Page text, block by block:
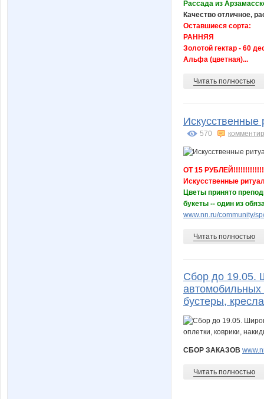
Рассада из
Качество отличное,
Оставшиеся сорта:
РАННЯЯ
Золотой гектар - 60
Альфа (цветная)...
Читать полностью
570
ОТ 15 РУБЛЕЙ!!!!!!!!!!!!!
Искусственные
Цветы принято
букеты -- один из
www.nn.ru/community/
Читать полностью
Сбор до 19.05.
автомобильных
бустеры,
СБОР ЗАКАЗОВ
Читать полностью